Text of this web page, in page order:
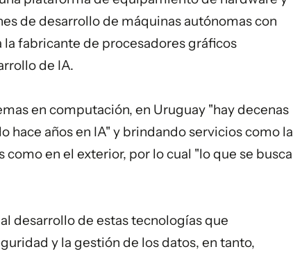
de desarrollo de máquinas autónomas con
fabricante de procesadores gráficos
de IA.
en computación, en Uruguay "hay decenas
hace años en IA" y brindando servicios como la
en el exterior, por lo cual "lo que se busca
desarrollo de estas tecnologías que
y la gestión de los datos, en tanto,